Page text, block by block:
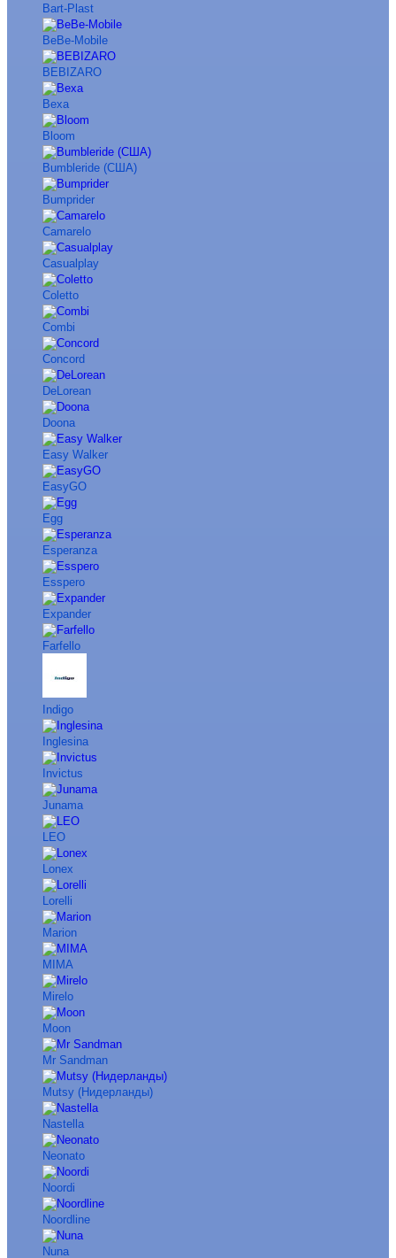
Bart-Plast
BeBe-Mobile
BEBIZARO
Bexa
Bloom
Bumbleride (США)
Bumprider
Camarelo
Casualplay
Coletto
Combi
Concord
DeLorean
Doona
Easy Walker
EasyGO
Egg
Esperanza
Esspero
Expander
Farfello
Indigo
Inglesina
Invictus
Junama
LEO
Lonex
Lorelli
Marion
MIMA
Mirelo
Moon
Mr Sandman
Mutsy (Нидерланды)
Nastella
Neonato
Noordi
Noordline
Nuna